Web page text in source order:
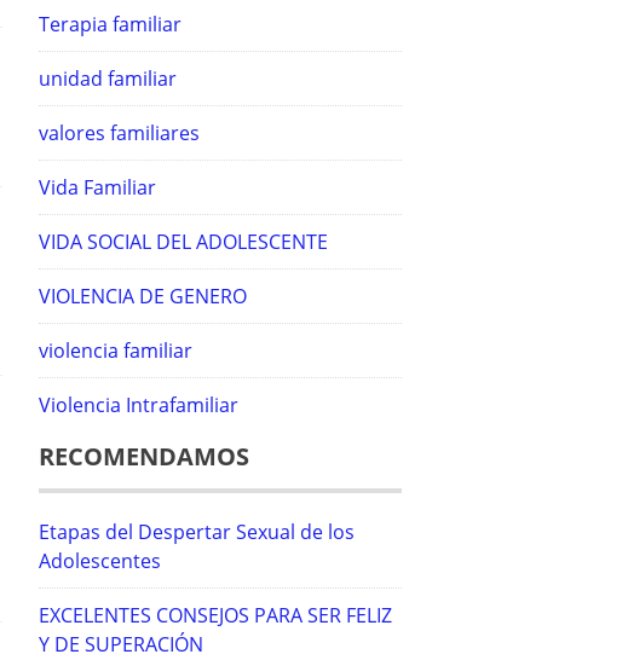
Terapia familiar
unidad familiar
valores familiares
Vida Familiar
VIDA SOCIAL DEL ADOLESCENTE
VIOLENCIA DE GENERO
violencia familiar
Violencia Intrafamiliar
RECOMENDAMOS
Etapas del Despertar Sexual de los
Adolescentes
EXCELENTES CONSEJOS PARA SER FELIZ
Y DE SUPERACIÓN